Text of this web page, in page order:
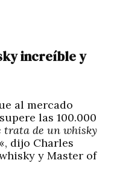
increíble y
al mercado
las 100.000
trata de un whisky
dijo Charles
y Master of